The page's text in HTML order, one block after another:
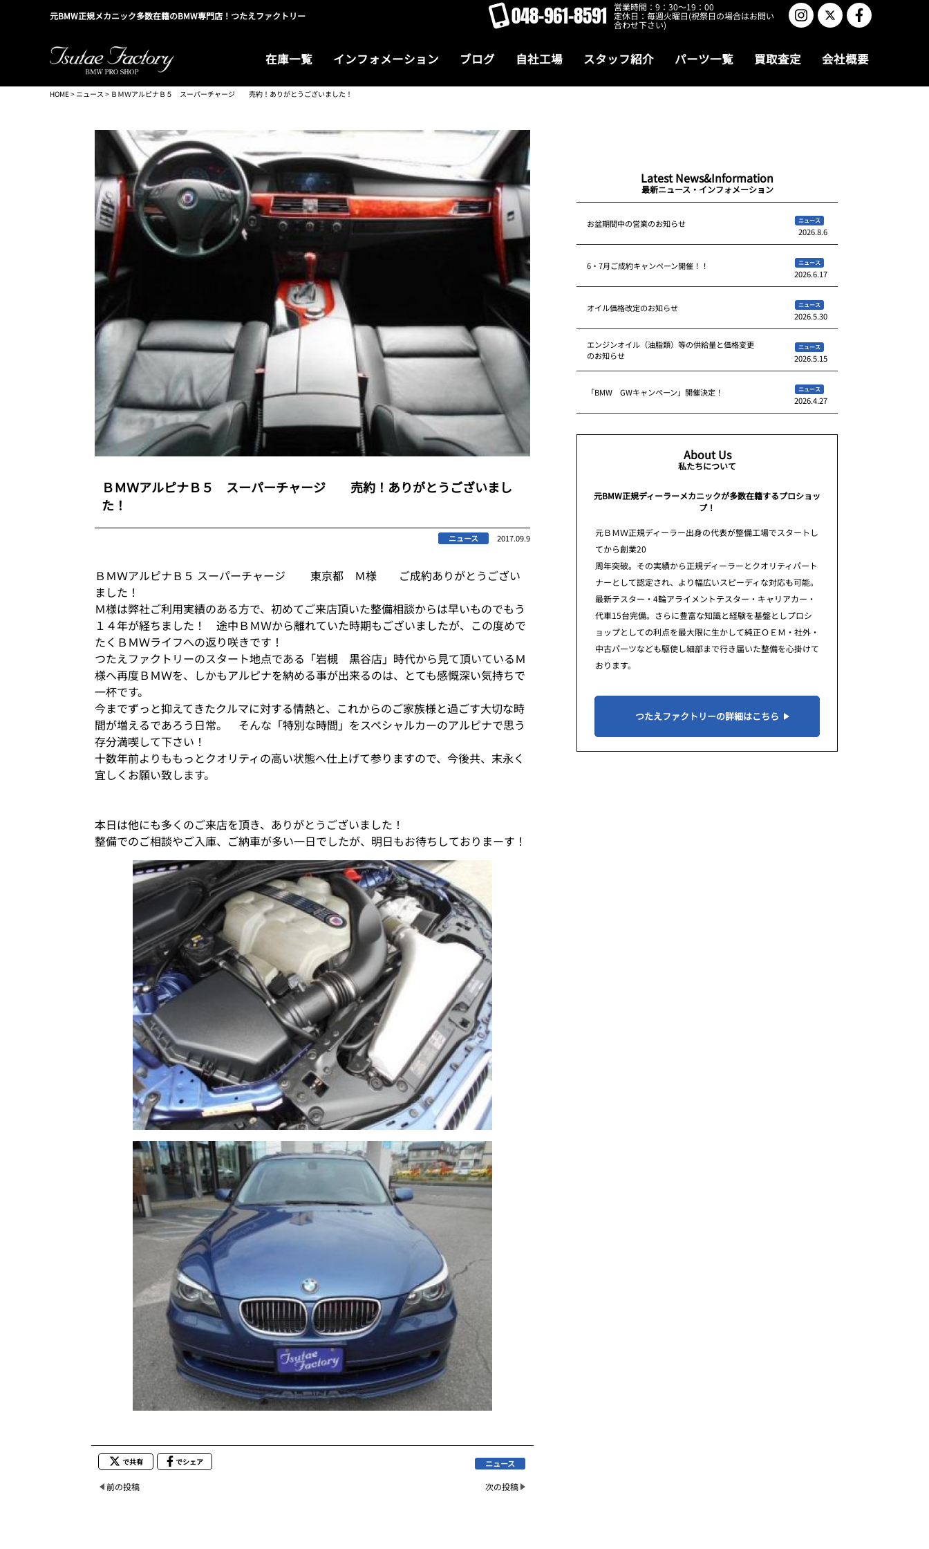
元BMW正規メカニック多数在籍のBMW専門店！つたえファクトリー 048-961-8591 営業時間：9：30～19：00
定休日：毎週火曜日(祝祭日の場合はお問い
合わせ下さい)
在庫一覧 インフォメーション ブログ 自社工場 スタッフ紹介 パーツ一覧 買取査定 会社概要
HOME> ニュース > ＢＭＷアルピナＢ５ スーパーチャージ 売約！ありがとうございました！
ＢＭＷアルピナＢ５ スーパーチャージ 売約！ありがとうございまし
た！
ニュース 2017.09.9
ＢＭＷアルピナＢ５ スーパーチャージ 東京都 Ｍ様 ご成約ありがとうござい
ました！
Ｍ様は弊社ご利用実績のある方で、初めてご来店頂いた整備相談からは早いものでもう
１４年が経ちました！ 途中ＢＭＷから離れていた時期もございましたが、この度めで
たくＢＭＷライフへの返り咲きです！
つたえファクトリーのスタート地点である「岩槻 黒谷店」時代から見て頂いているＭ
様へ再度ＢＭＷを、しかもアルピナを納める事が出来るのは、とても感慨深い気持ちで
一杯です。
今までずっと抑えてきたクルマに対する情熱と、これからのご家族様と過ごす大切な時
間が増えるであろう日常。 そんな「特別な時間」をスペシャルカーのアルピナで思う
存分満喫して下さい！
十数年前よりももっとクオリティの高い状態へ仕上げて参りますので、今後共、末永く
宜しくお願い致します。
本日は他にも多くのご来店を頂き、ありがとうございました！
整備でのご相談やご入庫、ご納車が多い一日でしたが、明日もお待ちしておりまーす！
で共有 でシェア ニュース
前の投稿 次の投稿
Latest News&Information
最新ニュース・インフォメーション
お盆期間中の営業のお知らせ ニュース
2026.8.6
6・7月ご成約キャンペーン開催！！ ニュース
2026.6.17
オイル価格改定のお知らせ ニュース
2026.5.30
エンジンオイル（油脂類）等の供給量と価格変更
のお知らせ
ニュース
2026.5.15
「BMW GWキャンペーン」開催決定！ ニュース
2026.4.27
About Us
私たちについて
元BMW正規ディーラーメカニックが多数在籍するプロショッ
プ！
元ＢＭＷ正規ディーラー出身の代表が整備工場でスタートし
てから創業20
周年突破。その実績から正規ディーラーとクオリティパート
ナーとして認定され、より幅広いスピーディな対応も可能。
最新テスター・4輪アライメントテスター・キャリアカー・
代車15台完備。さらに豊富な知識と経験を基盤としプロシ
ョップとしての利点を最大限に生かして純正ＯＥＭ・社外・
中古パーツなども駆使し細部まで行き届いた整備を心掛けて
おります。
つたえファクトリーの詳細はこちら